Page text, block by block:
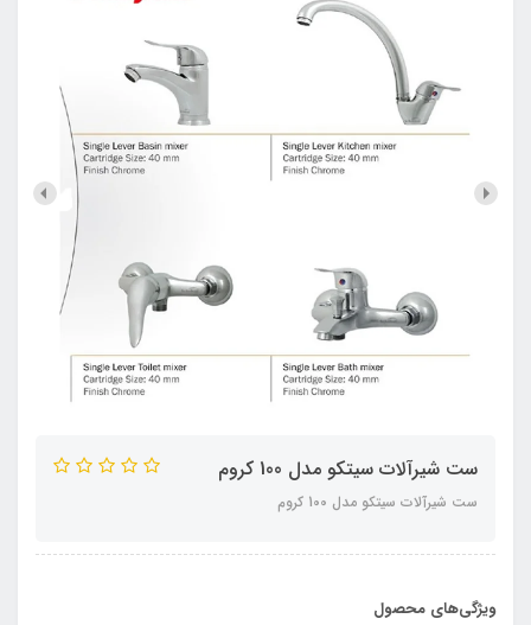
ست شیرآلات سیتکو مدل 100 کروم
ست شیرآلات سیتکو مدل 100 کروم
ویژگی‌های محصول